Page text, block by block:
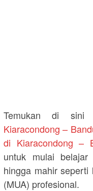
Temukan di sini
Kiaracondong –
di Kiaracondong –
untuk mulai
hingga mahir
(MUA) profesional.